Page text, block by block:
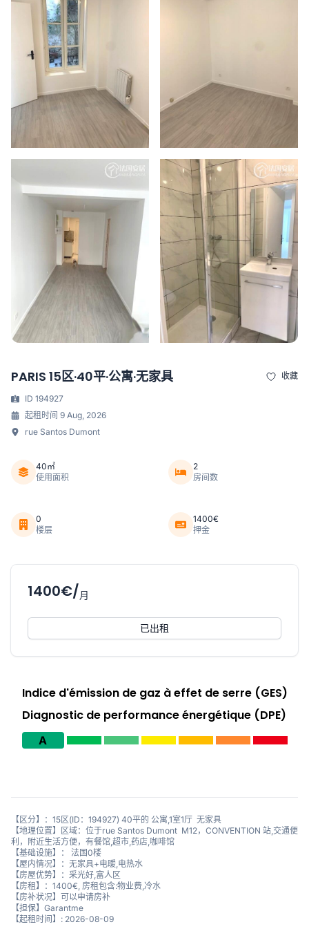
PARIS 15区·40平·公寓·无家具 收藏
ID 194927
起租时间 9 Aug, 2026
rue Santos Dumont
40㎡
使用面积
2
房间数
0
楼层
1400€
押金
1400€/月
已出租
Indice d'émission de gaz à effet de serre (GES)
Diagnostic de performance énergétique (DPE)
A
【区分】：15区(ID：194927) 40平的 公寓,1室1厅 无家具
【地理位置】区域：位于rue Santos Dumont M12，CONVENTION 站,交通便
利，附近生活方便，有餐馆,超市,药店,咖啡馆
【基础设施】： 法国0楼
【屋内情况】：无家具+电暖,电热水
【房屋优势】：采光好,富人区
【房租】：1400€, 房租包含:物业费,冷水
【房补状况】可以申请房补
【担保】Garantme
【起租时间】: 2026-08-09